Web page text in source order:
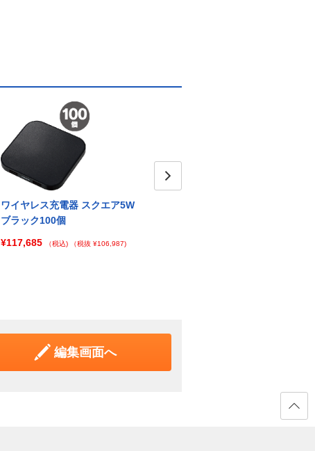
ワイヤレス充電器 スクエア5W
ブラック100個
¥117,685
（税込) （税抜 ¥106,987)
編集画面へ